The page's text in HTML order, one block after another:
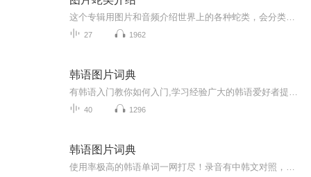
27 1962
韩语图片词典
40 1296
韩语图片词典